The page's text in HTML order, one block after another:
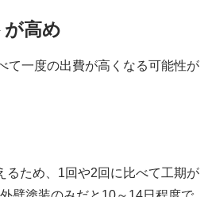
高め
て一度の出費が高くなる可能性が
るため、1回や2回に比べて工期が